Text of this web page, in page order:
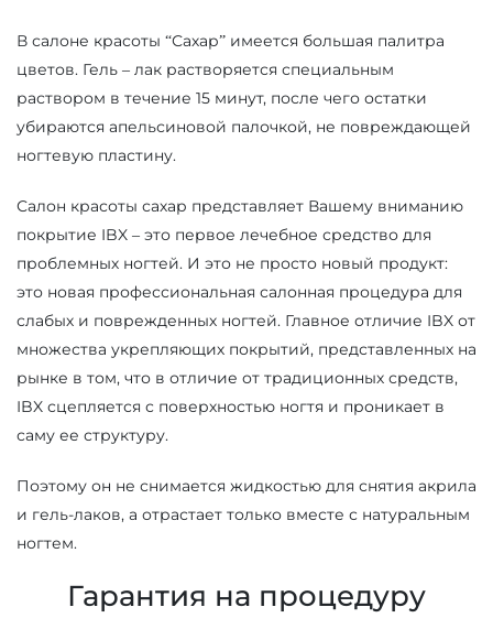
В салоне красоты “Сахар” имеется большая палитра
цветов. Гель – лак растворяется специальным
раствором в течение 15 минут, после чего остатки
убираются апельсиновой палочкой, не повреждающей
ногтевую пластину.
Салон красоты сахар представляет Вашему вниманию
покрытие IBX – это первое лечебное средство для
проблемных ногтей. И это не просто новый продукт:
это новая профессиональная салонная процедура для
слабых и поврежденных ногтей. Главное отличие IBX от
множества укрепляющих покрытий, представленных на
рынке в том, что в отличие от традиционных средств,
IBX сцепляется с поверхностью ногтя и проникает в
саму ее структуру.
Поэтому он не снимается жидкостью для снятия акрила
и гель-лаков, а отрастает только вместе с натуральным
ногтем.
Гарантия на процедуру